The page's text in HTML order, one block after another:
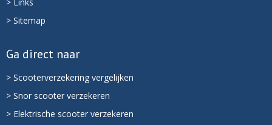
> Sitemap
Ga direct naar
> Scooterverzekering vergelijken
> Snor scooter verzekeren
> Elektrische scooter verzekeren